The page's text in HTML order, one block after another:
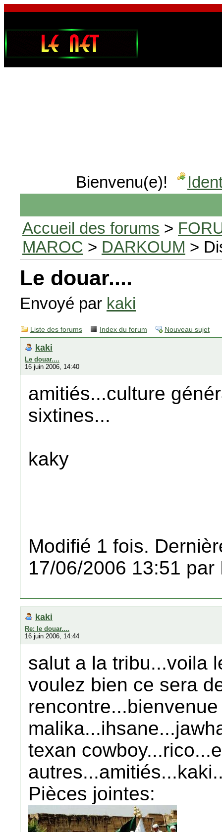
Bienvenu(e)!
Accueil des forums >
MAROC > DARKOUM >
Le douar....
Envoyé par kaki
Liste des forums Index du forum Nouveau sujet
kaki
Le douar....
16 juin 2006, 14:40
amitiés...culture
sixtines...
kaky
Modifié 1 fois.
17/06/2006 13:51 par
kaki
Re: le douar....
16 juin 2006, 14:44
salut a la tribu...voila
voulez bien ce sera
texan
Pièces jointes: